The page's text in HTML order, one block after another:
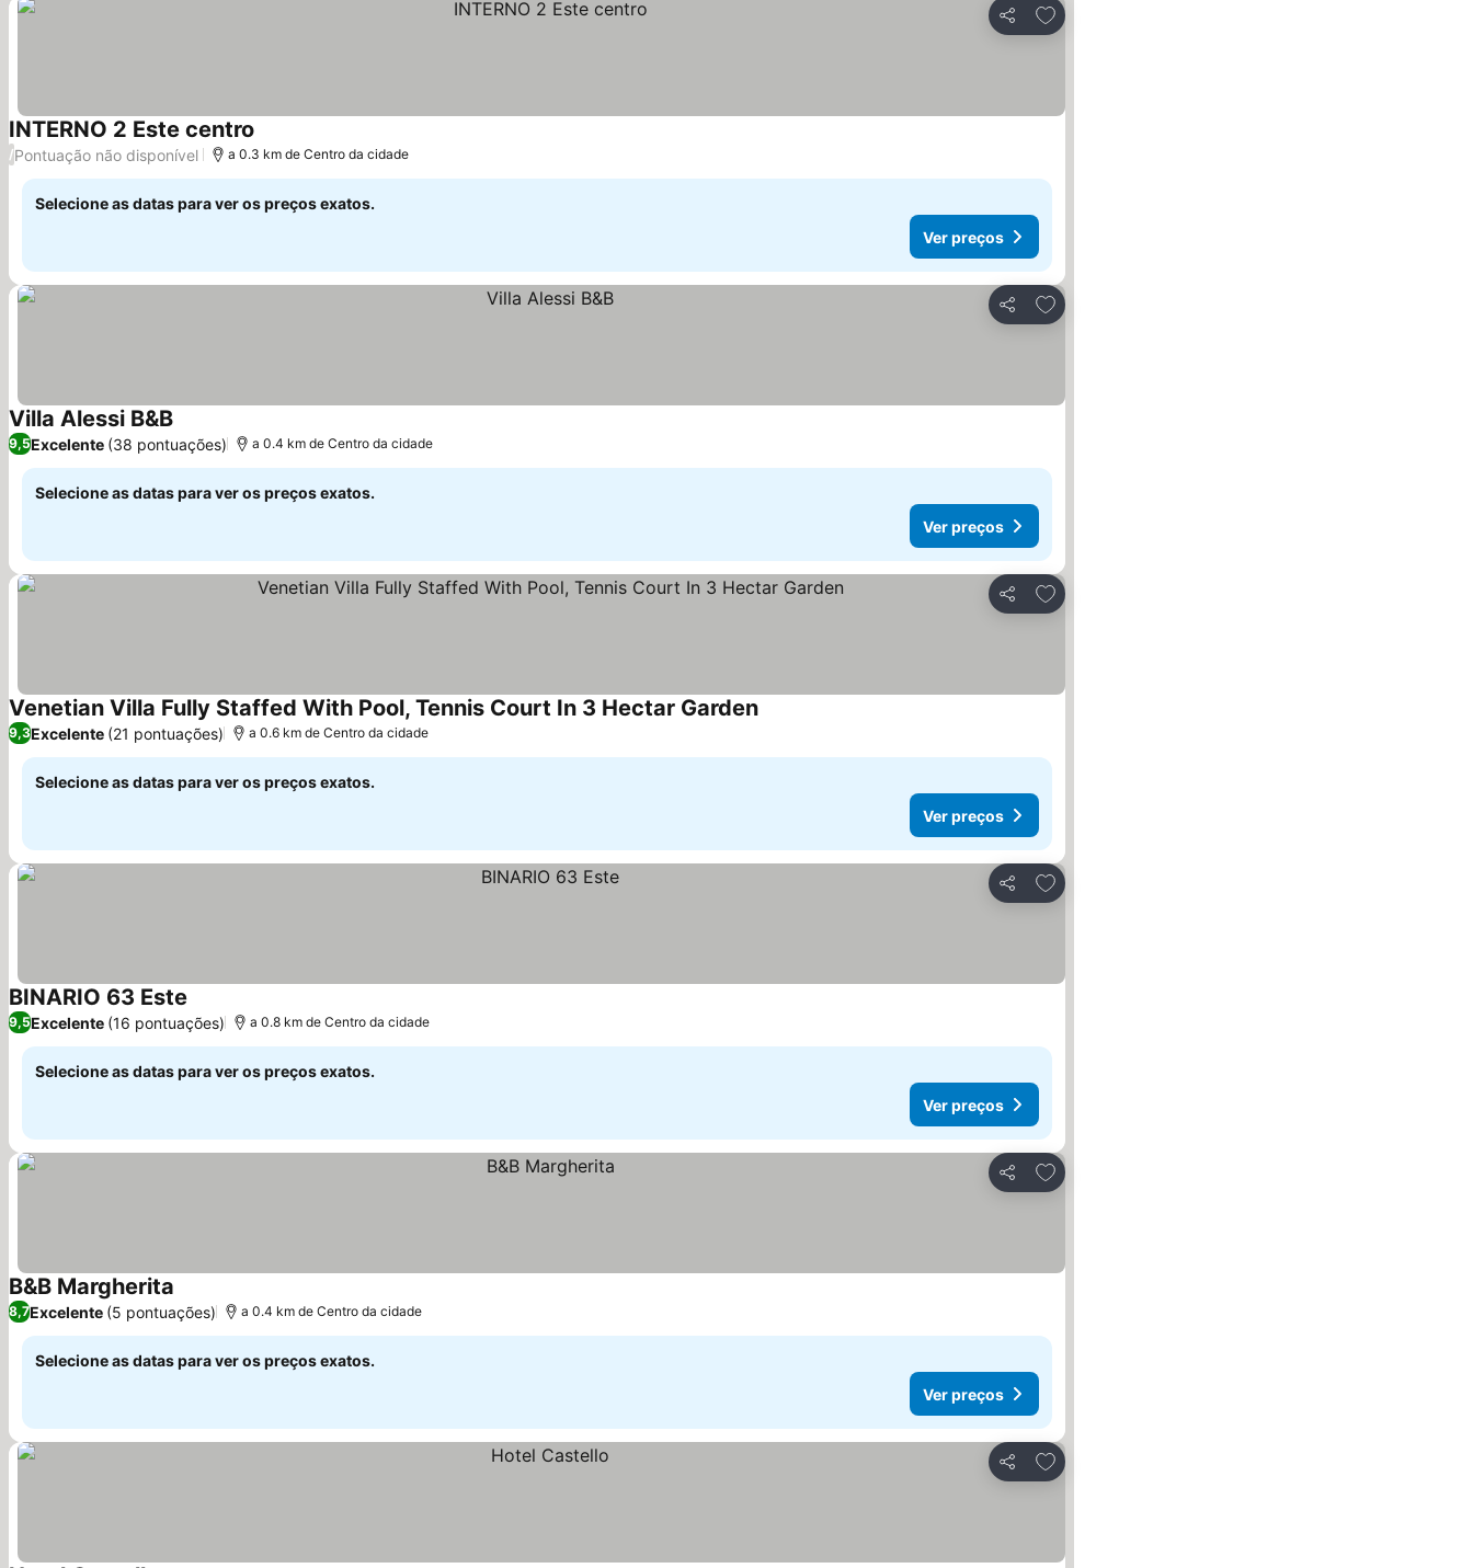
Partilhar
Adicionar aos favoritos
INTERNO 2 Este centro
/Pontuação não disponível a 0.3 km de Centro da cidade
Selecione as datas para ver os preços exatos.
Ver preços
Partilhar
Adicionar aos favoritos
Villa Alessi B&BVer preços
9,5Excelente (38 pontuações) a 0.4 km de Centro da cidade
Selecione as datas para ver os preços exatos.
Ver preços
Partilhar
Adicionar aos favoritos
Venetian Villa Fully Staffed With Pool, Tennis Court In 3 Hectar GardenVer preços
9,3Excelente (21 pontuações) a 0.6 km de Centro da cidade
Selecione as datas para ver os preços exatos.
Ver preços
Partilhar
Adicionar aos favoritos
BINARIO 63 Este Ver preços
9,5Excelente (16 pontuações) a 0.8 km de Centro da cidade
Selecione as datas para ver os preços exatos.
Ver preços
Partilhar
Adicionar aos favoritos
B&B Margherita Ver preços
8,7Excelente (5 pontuações) a 0.4 km de Centro da cidade
Selecione as datas para ver os preços exatos.
Ver preços
Partilhar
Adicionar aos favoritos